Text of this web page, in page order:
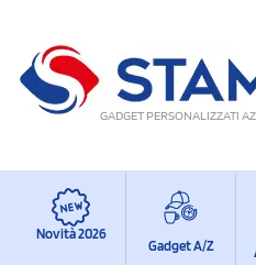
GADGET PERSONALIZZATI
Novità 2026
Gadget A/Z